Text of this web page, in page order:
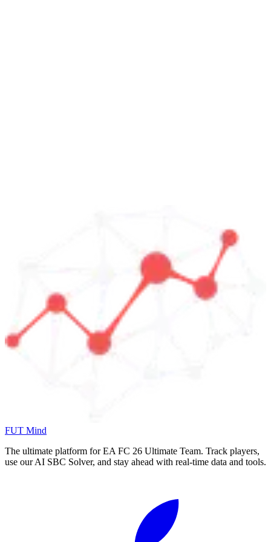
FUT Mind
The ultimate platform for EA FC 26 Ultimate Team. Track players,
use our AI SBC Solver, and stay ahead with real-time data and tools.